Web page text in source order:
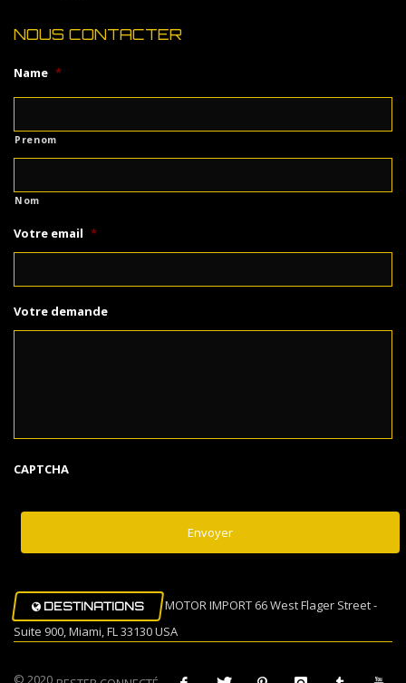
NOUS CONTACTER
Name *
Prenom
Nom
Votre email *
Votre demande
CAPTCHA
DESTINATIONS
MOTOR IMPORT 66 West Flager Street -
Suite 900, Miami, FL 33130 USA
© 2020